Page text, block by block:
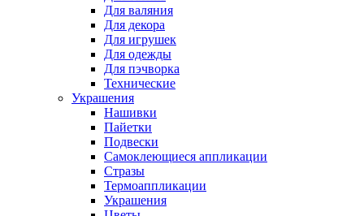
Для валяния
Для декора
Для игрушек
Для одежды
Для пэчворка
Технические
Украшения
Нашивки
Пайетки
Подвески
Самоклеющиеся аппликации
Стразы
Термоаппликации
Украшения